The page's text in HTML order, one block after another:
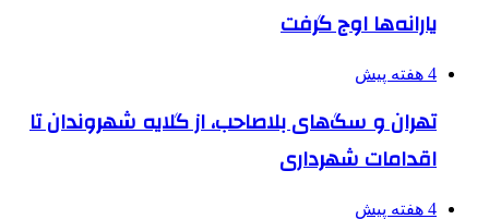
یارانه‌ها اوج گرفت
4 هفته پیش
تهران و سگ‌های بلاصاحب، از گلایه شهروندان تا
اقدامات شهرداری
4 هفته پیش